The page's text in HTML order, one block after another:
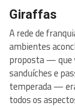
Giraffas
A rede de
ambientes
proposta — que
sanduíches e
temperada —
todos os